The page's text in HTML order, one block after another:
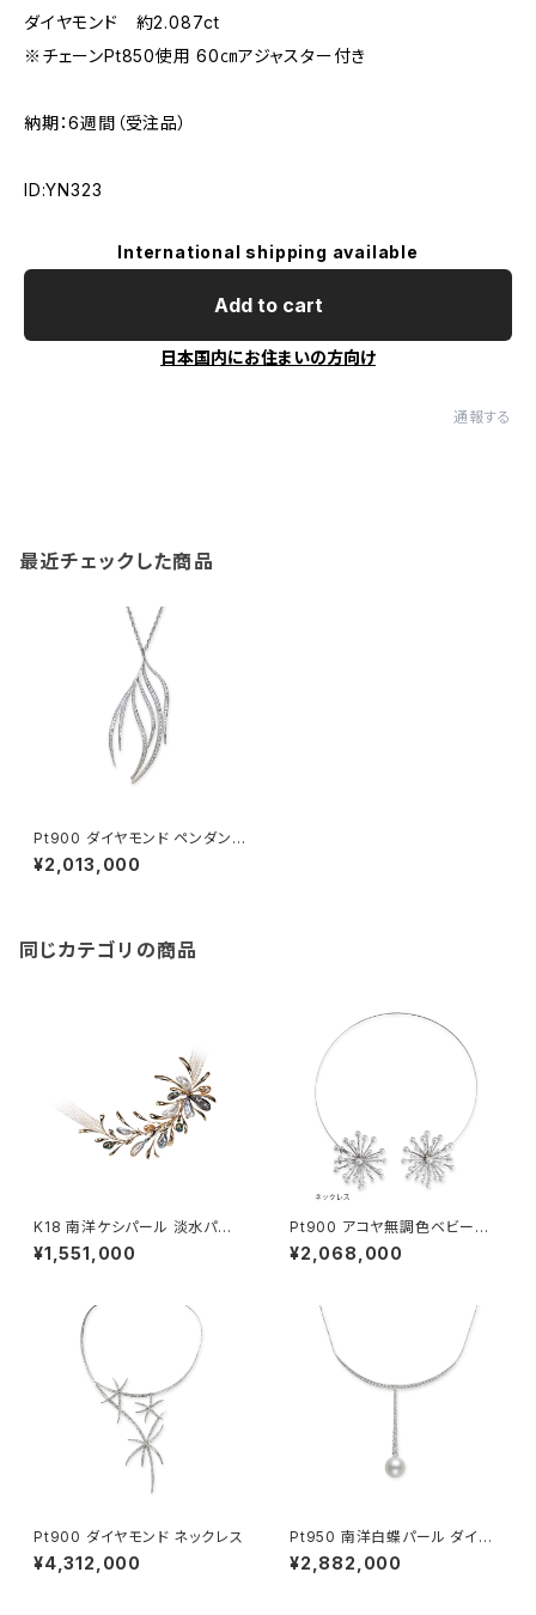
ダイヤモンド 約2.087ct
※チェーンPt850使用 60㎝アジャスター付き
納期：6週間（受注品）
ID:YN323
International shipping available
Add to cart
日本国内にお住まいの方向け
通報する
最近チェックした商品
Pt900 ダイヤモンド ペンダント
ネックレス
¥2,013,000
同じカテゴリの商品
K18 南洋ケシパール 淡水パー
ル ネックレス
¥1,551,000
Pt900 アコヤ無調色ベビーパ
ール ダイヤモンド ネックレス・
ブローチ・ペンダントヘッド
¥2,068,000
Pt900 ダイヤモンド ネックレス
¥4,312,000
Pt950 南洋白蝶パール ダイヤ
モンド ネックレス
¥2,882,000